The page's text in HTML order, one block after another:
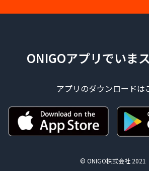
ONIGOアプリでいま
アプリのダウンロードは
© ONIGO株式会社 2021